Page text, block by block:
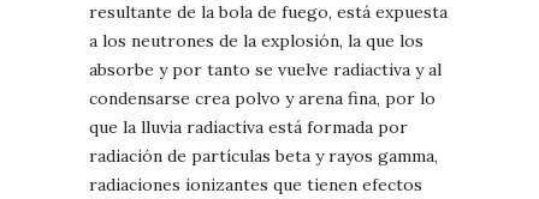
resultante de la bola de fuego, está expuesta
a los neutrones de la explosión, la que los
absorbe y por tanto se vuelve radiactiva y al
condensarse crea polvo y arena fina, por lo
que la lluvia radiactiva está formada por
radiación de partículas beta y rayos gamma,
radiaciones ionizantes que tienen efectos